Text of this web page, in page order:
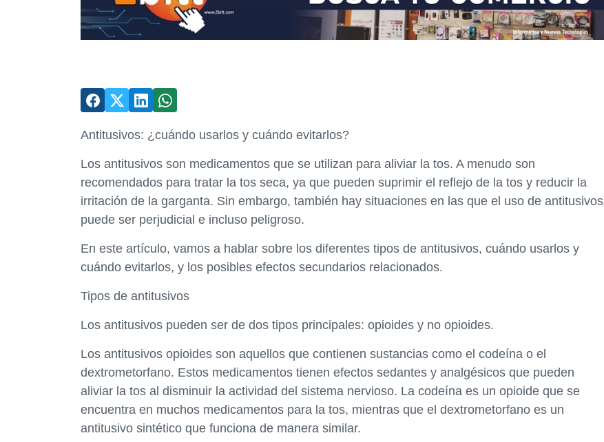
Antitusivos: ¿cuándo usarlos y cuándo evitarlos?
Los antitusivos son medicamentos que se utilizan para aliviar la tos. A menudo son
recomendados para tratar la tos seca, ya que pueden suprimir el reflejo de la tos y reducir la
irritación de la garganta. Sin embargo, también hay situaciones en las que el uso de antitusivos
puede ser perjudicial e incluso peligroso.
En este artículo, vamos a hablar sobre los diferentes tipos de antitusivos, cuándo usarlos y
cuándo evitarlos, y los posibles efectos secundarios relacionados.
Tipos de antitusivos
Los antitusivos pueden ser de dos tipos principales: opioides y no opioides.
Los antitusivos opioides son aquellos que contienen sustancias como el codeína o el
dextrometorfano. Estos medicamentos tienen efectos sedantes y analgésicos que pueden
aliviar la tos al disminuir la actividad del sistema nervioso. La codeína es un opioide que se
encuentra en muchos medicamentos para la tos, mientras que el dextrometorfano es un
antitusivo sintético que funciona de manera similar.